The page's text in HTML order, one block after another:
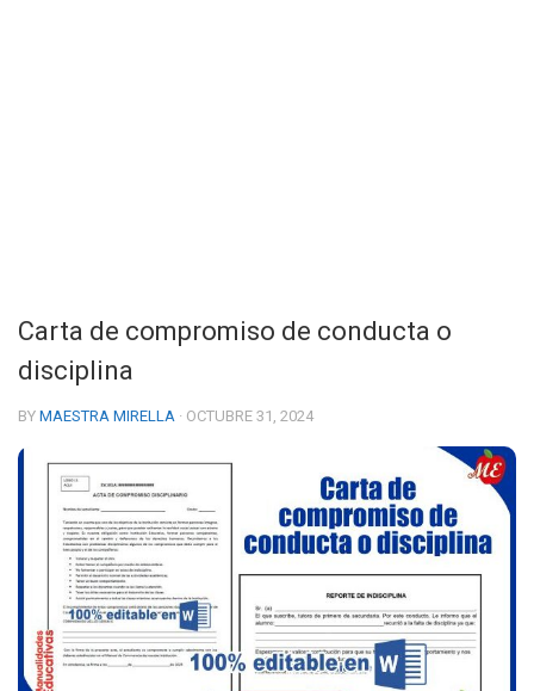
Carta de compromiso de conducta o
disciplina
BY MAESTRA MIRELLA · OCTUBRE 31, 2024